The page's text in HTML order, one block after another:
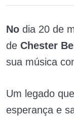
No dia 20 de
de Chester
sua música
Um legado
esperança e